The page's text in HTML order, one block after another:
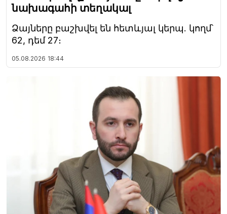
նախագահի տեղակալ
Ձայները բաշխվել են հետևյալ կերպ. կողմ՝
62, դեմ 27։
05.08.2026 18:44